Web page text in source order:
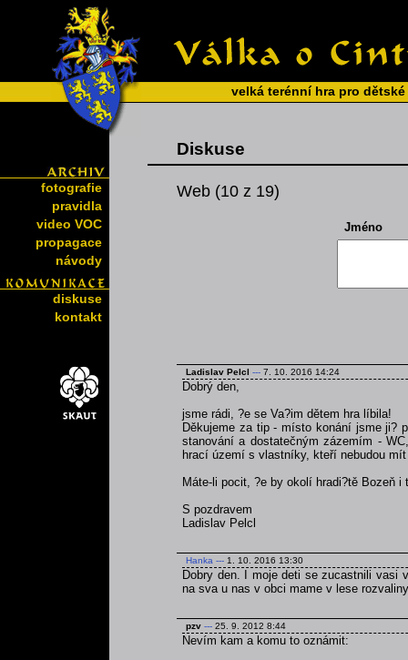
velká terénní hra pro
fotografie
pravidla
video VOC
propagace
návody
diskuse
kontakt
Diskuse
Web (10 z 19)
Jméno
Ladislav Pelcl --- 7. 10. 2016 14:24
Dobrý den,
jsme rádi, ?e se Va?im dětem hra líbila!
Děkujeme za tip - místo konání jsme ji?
stanování a dostatečným zázemím -
hrací území s vlastníky, kteří nebudou
Máte-li pocit, ?e by okolí hradi?tě Bozeň
S pozdravem
Ladislav Pelcl
Hanka --- 1. 10. 2016 13:30
Dobry den. I moje deti se zucastnili vasi
na sva u nas v obci mame v lese
pzv --- 25. 9. 2012 8:44
Nevím kam a komu to oznámit: